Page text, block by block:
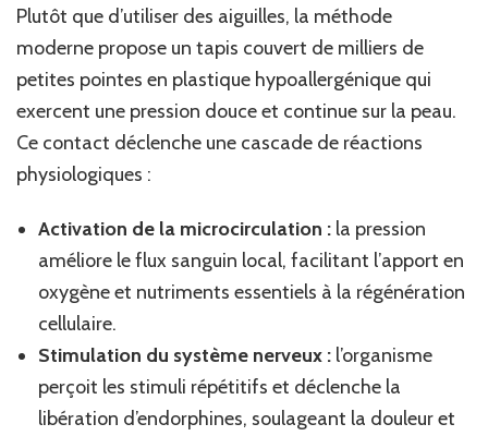
Plutôt que d’utiliser des aiguilles, la méthode
moderne propose un tapis couvert de milliers de
petites pointes en plastique hypoallergénique qui
exercent une pression douce et continue sur la peau.
Ce contact déclenche une cascade de réactions
physiologiques :
Activation de la microcirculation : la pression
améliore le flux sanguin local, facilitant l’apport en
oxygène et nutriments essentiels à la régénération
cellulaire.
Stimulation du système nerveux : l’organisme
perçoit les stimuli répétitifs et déclenche la
libération d’endorphines, soulageant la douleur et